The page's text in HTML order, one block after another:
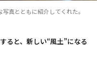
真とともに紹介してくれた。
ると、新しい“風土”になる